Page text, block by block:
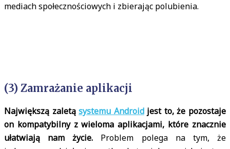
mediach społecznościowych i zbierając polubienia.
(3) Zamrażanie aplikacji
Największą zaletąsystemu Androidjest to, że pozostaje
on kompatybilny z wieloma aplikacjami, które znacznie
ułatwiają nam życie. Problem polega na tym, że